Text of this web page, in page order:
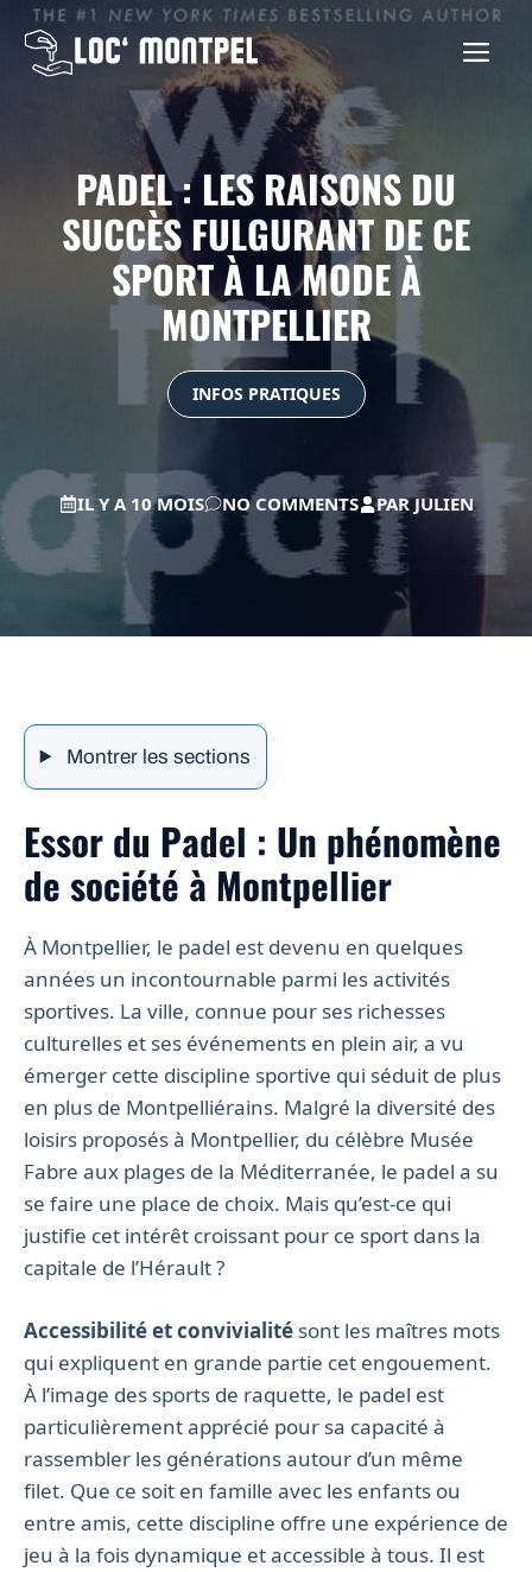
Aller
contenu
PADEL : LES RAISONS DU
SUCCÈS FULGURANT DE CE
SPORT À LA MODE À
MONTPELLIER
INFOS PRATIQUES
IL Y A 10 MOIS NO COMMENTS PARJULIEN
Montrer les sections
Essor du Padel : Un phénomène
de société à Montpellier
À Montpellier, le padel est devenu en quelques
années un incontournable parmi les activités
sportives. La ville, connue pour ses richesses
culturelles et ses événements en plein air, a vu
émerger cette discipline sportive qui séduit de plus
en plus de Montpelliérains. Malgré la diversité des
loisirs proposés à Montpellier, du célèbre Musée
Fabre aux plages de la Méditerranée, le padel a su
se faire une place de choix. Mais qu’est-ce qui
justifie cet intérêt croissant pour ce sport dans la
capitale de l’Hérault ?
Accessibilité et convivialité sont les maîtres mots
qui expliquent en grande partie cet engouement.
À l’image des sports de raquette, le padel est
particulièrement apprécié pour sa capacité à
rassembler les générations autour d’un même
filet. Que ce soit en famille avec les enfants ou
entre amis, cette discipline offre une expérience de
jeu à la fois dynamique et accessible à tous. Il est